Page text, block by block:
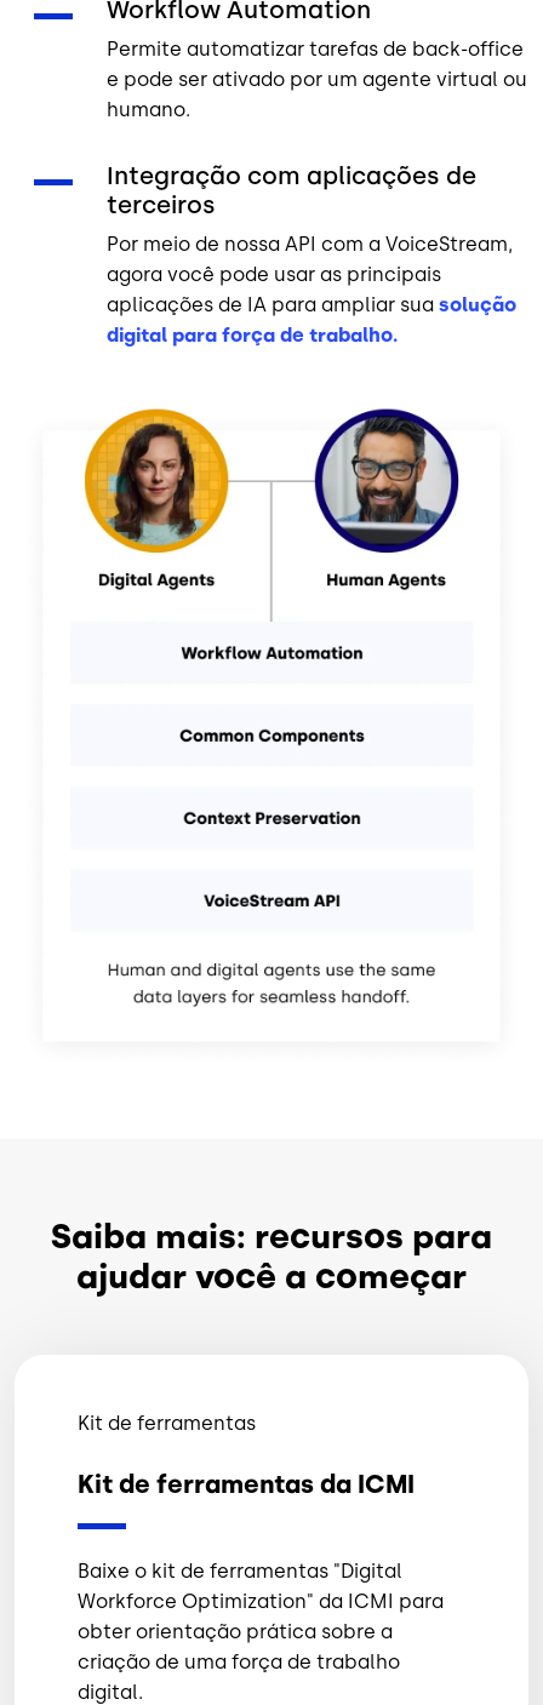
Workflow Automation
Permite automatizar tarefas de back-office
e pode ser ativado por um agente virtual ou
humano.
Integração com aplicações de
terceiros
Por meio de nossa API com a VoiceStream,
agora você pode usar as principais
aplicações de IA para ampliar sua solução
digital para força de trabalho.
Saiba mais: recursos para
ajudar você a começar
Kit de ferramentas
Kit de ferramentas da ICMI
Baixe o kit de ferramentas "Digital
Workforce Optimization" da ICMI para
obter orientação prática sobre a
criação de uma força de trabalho
digital.